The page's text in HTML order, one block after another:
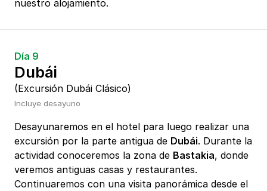
nuestro alojamiento.
Día 9
Dubái
(Excursión Dubái Clásico)
Incluye desayuno
Desayunaremos en el hotel para luego realizar una
excursión por la parte antigua de Dubái. Durante la
actividad conoceremos la zona de Bastakia, donde
veremos antiguas casas y restaurantes.
Continuaremos con una visita panorámica desde el